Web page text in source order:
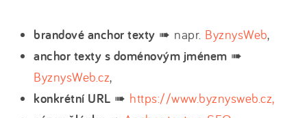
brandové anchor texty ➠ napr. ByznysWeb,
anchor texty s doménovým jménem ➠
ByznysWeb.cz,
konkrétní URL ➠ https://www.byznysweb.cz,